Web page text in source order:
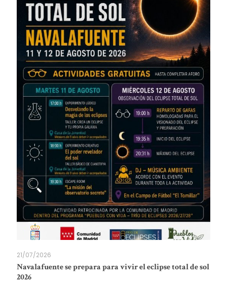
21/07/2026
Navalafuente se prepara para vivir el eclipse total de sol
2026